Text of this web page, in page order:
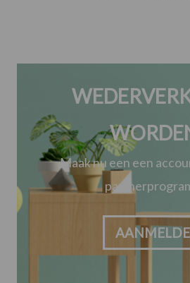
Maak nu een een